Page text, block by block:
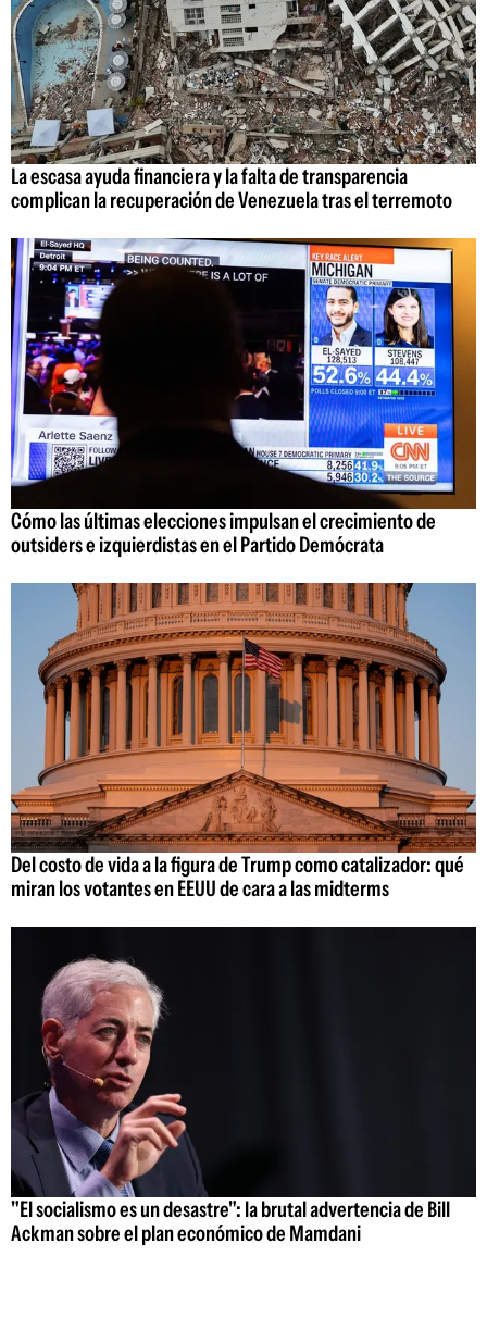
La escasa ayuda financiera y la falta de transparencia
complican la recuperación de Venezuela tras el terremoto
Cómo las últimas elecciones impulsan el crecimiento de
outsiders e izquierdistas en el Partido Demócrata
Del costo de vida a la figura de Trump como catalizador: qué
miran los votantes en EEUU de cara a las midterms
"El socialismo es un desastre": la brutal advertencia de Bill
Ackman sobre el plan económico de Mamdani